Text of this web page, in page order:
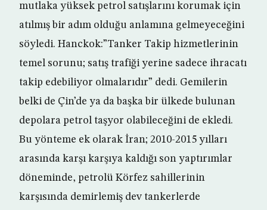
mutlaka yüksek petrol satışlarını korumak için
atılmış bir adım olduğu anlamına gelmeyeceğini
söyledi. Hanckok:”Tanker Takip hizmetlerinin
temel sorunu; satış trafiği yerine sadece ihracatı
takip edebiliyor olmalarıdır” dedi. Gemilerin
belki de Çin’de ya da başka bir ülkede bulunan
depolara petrol taşyor olabileceğini de ekledi.
Bu yönteme ek olarak İran; 2010-2015 yılları
arasında karşı karşıya kaldığı son yaptırımlar
döneminde, petrolü Körfez sahillerinin
karşısında demirlemiş dev tankerlerde